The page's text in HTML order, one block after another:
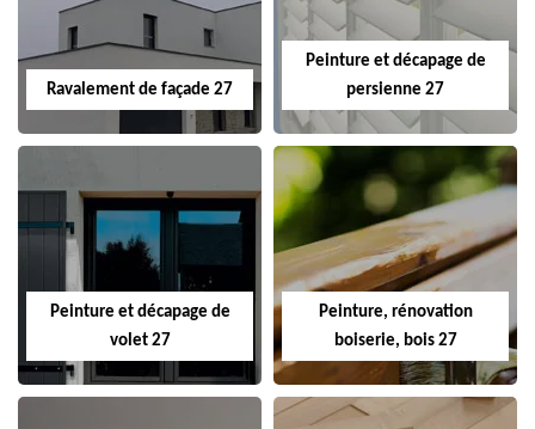
Ravalement de façade 27
Peinture et décapage de
persienne 27
Peinture et décapage de
volet 27
Peinture, rénovation
boiserie, bois 27